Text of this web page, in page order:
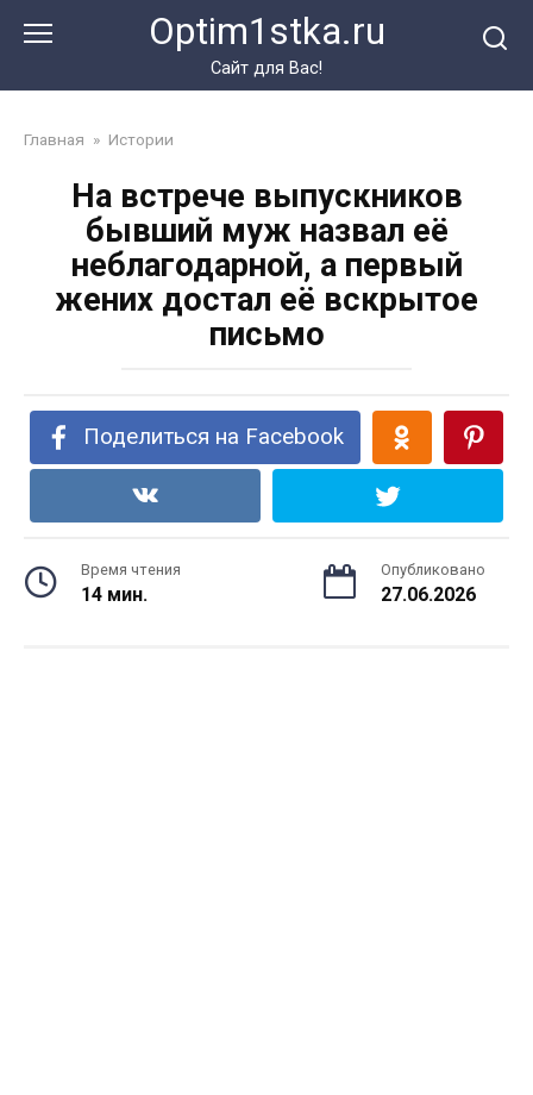
Optim1stka.ru
Сайт для Вас!
Главная » Истории
На встрече выпускников
бывший муж назвал её
неблагодарной, а первый
жених достал её вскрытое
письмо
Поделиться на Facebook
Время чтения
14 мин.
Опубликовано
27.06.2026